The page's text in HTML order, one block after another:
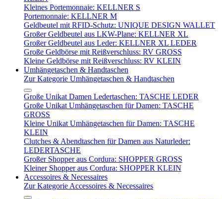
Kleines Portemonnaie: KELLNER S
Portemonnaie: KELLNER M
Geldbeutel mit RFID-Schutz: UNIQUE DESIGN WALLET
Großer Geldbeutel aus LKW-Plane: KELLNER XL
Großer Geldbeutel aus Leder: KELLNER XL LEDER
Große Geldbörse mit Reißverschluss: RV GROSS
Kleine Geldbörse mit Reißverschluss: RV KLEIN
Umhängetaschen & Handtaschen
Zur Kategorie Umhängetaschen & Handtaschen
Große Unikat Damen Ledertaschen: TASCHE LEDER
Große Unikat Umhängetaschen für Damen: TASCHE
GROSS
Kleine Unikat Umhängetaschen für Damen: TASCHE
KLEIN
Clutches & Abendtaschen für Damen aus Naturleder:
LEDERTASCHE
Großer Shopper aus Cordura: SHOPPER GROSS
Kleiner Shopper aus Cordura: SHOPPER KLEIN
Accessoires & Necessaires
Zur Kategorie Accessoires & Necessaires